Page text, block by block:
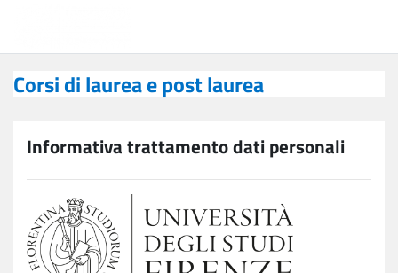
Corsi di laurea e post laurea
Informativa trattamento dati personali